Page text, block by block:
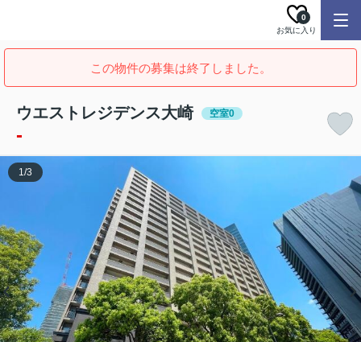
お気に入り
0
この物件の募集は終了しました。
ウエストレジデンス大崎 空室0
-
1/3